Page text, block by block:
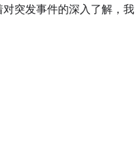
突发事件的深入了解，我